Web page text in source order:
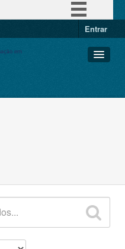
Entrar